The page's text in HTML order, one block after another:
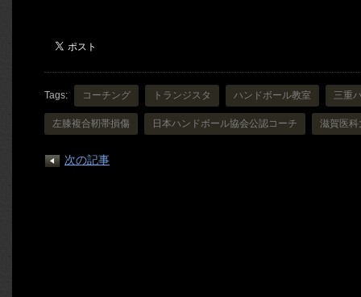
Tags: コーチング トランジスタ ハンドボール教室 三重
左膝複合靭帯損傷 日本ハンドボール協会公認コーチ 滋賀医科
次の記事